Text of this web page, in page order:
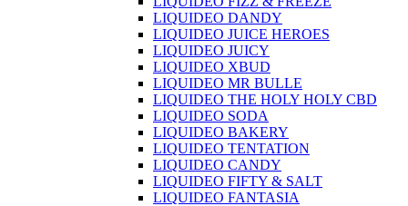
LIQUIDEO DANDY
LIQUIDEO JUICE HEROES
LIQUIDEO JUICY
LIQUIDEO XBUD
LIQUIDEO MR BULLE
LIQUIDEO THE HOLY HOLY CBD
LIQUIDEO SODA
LIQUIDEO BAKERY
LIQUIDEO TENTATION
LIQUIDEO CANDY
LIQUIDEO FIFTY & SALT
LIQUIDEO FANTASIA